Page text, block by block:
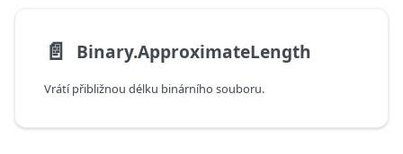
📄️ Binary.ApproximateLength
Vrátí přibližnou délku binárního souboru.